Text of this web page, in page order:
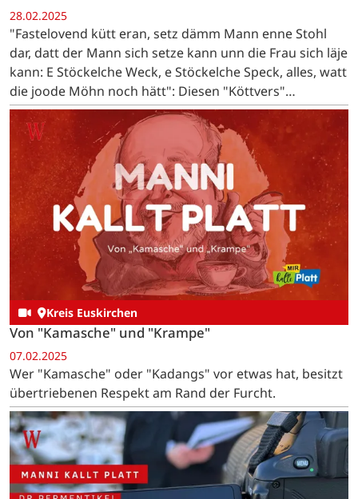
28.02.2025
"Fastelovend kütt eran, setz dämm Mann enne Stohl
dar, datt der Mann sich setze kann unn die Frau sich läje
kann: E Stöckelche Weck, e Stöckelche Speck, alles, watt
die joode Möhn noch hätt": Diesen "Köttvers"
(Bettellied) sangen die "Pänz" von Bleibuir auf…
Kreis Euskirchen
Von "Kamasche" und "Krampe"
07.02.2025
Wer "Kamasche" oder "Kadangs" vor etwas hat, besitzt
übertriebenen Respekt am Rand der Furcht.